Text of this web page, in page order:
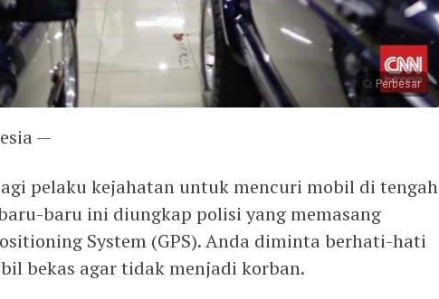
Perbesar
—
pelaku kejahatan untuk mencuri mobil di tengah
baru ini diungkap polisi yang memasang
System (GPS). Anda diminta berhati-hati
bekas agar tidak menjadi korban.